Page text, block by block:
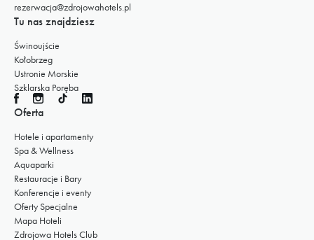
rezerwacja@zdrojowahotels.pl
Tu nas znajdziesz
Świnoujście
Kołobrzeg
Ustronie Morskie
Szklarska Poręba
Oferta
Hotele i apartamenty
Spa & Wellness
Aquaparki
Restauracje i Bary
Konferencje i eventy
Oferty Specjalne
Mapa Hoteli
Zdrojowa Hotels Club